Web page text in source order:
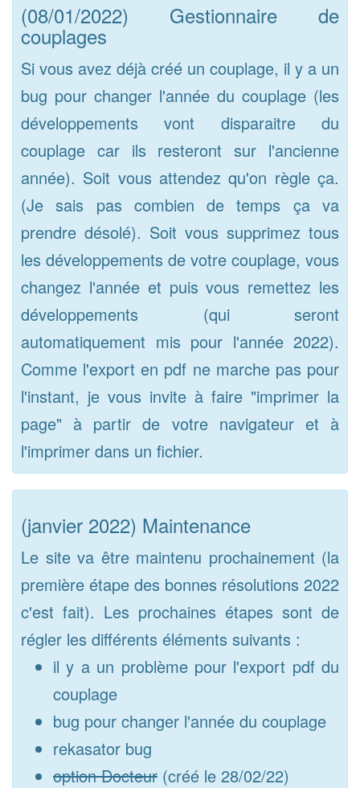
(08/01/2022) Gestionnaire de
couplages
Si vous avez déjà créé un couplage, il y a un
bug pour changer l'année du couplage (les
développements vont disparaitre du
couplage car ils resteront sur l'ancienne
année). Soit vous attendez qu'on règle ça.
(Je sais pas combien de temps ça va
prendre désolé). Soit vous supprimez tous
les développements de votre couplage, vous
changez l'année et puis vous remettez les
développements (qui seront
automatiquement mis pour l'année 2022).
Comme l'export en pdf ne marche pas pour
l'instant, je vous invite à faire "imprimer la
page" à partir de votre navigateur et à
l'imprimer dans un fichier.
(janvier 2022) Maintenance
Le site va être maintenu prochainement (la
première étape des bonnes résolutions 2022
c'est fait). Les prochaines étapes sont de
régler les différents éléments suivants :
il y a un problème pour l'export pdf du
couplage
bug pour changer l'année du couplage
rekasator bug
option Docteur (créé le 28/02/22)